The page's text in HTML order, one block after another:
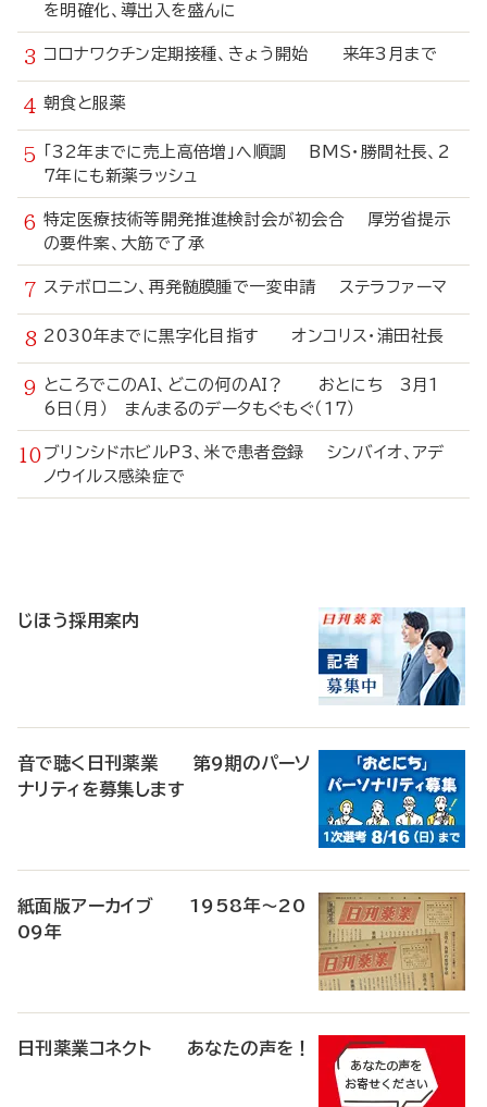
を明確化、導出入を盛んに
コロナワクチン定期接種、きょう開始 来年3月まで
朝食と服薬
「32年までに売上高倍増」へ順調 BMS・勝間社長、2
7年にも新薬ラッシュ
特定医療技術等開発推進検討会が初会合 厚労省提示
の要件案、大筋で了承
ステボロニン、再発髄膜腫で一変申請 ステラファーマ
2030年までに黒字化目指す オンコリス・浦田社長
ところでこのAI、どこの何のAI？ おとにち 3月1
6日（月） まんまるのデータもぐもぐ（17）
ブリンシドホビルP3、米で患者登録 シンバイオ、アデ
ノウイルス感染症で
じほう採用案内
音で聴く日刊薬業 第9期のパーソ
ナリティを募集します
紙面版アーカイブ 1958年～20
09年
日刊薬業コネクト あなたの声を！